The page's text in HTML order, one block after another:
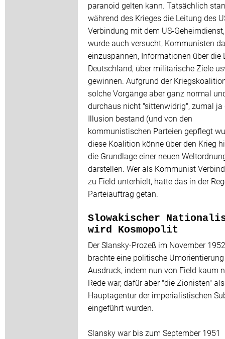
paranoid gelten kann. Tatsächlich
während des Krieges die Leitung des
Verbindung mit dem US-
wurde auch versucht, Kommunisten
einzuspannen, Informationen über die
Deutschland, über militärische Ziele
gewinnen. Aufgrund der
solche Vorgänge aber ganz normal
durchaus nicht "sittenwidrig", zumal ja
Illusion bestand (und von den
kommunistischen Parteien gepflegt
diese Koalition könne über den Krieg
die Grundlage einer neuen
darstellen. Wer als Kommunist
zu Field unterhielt, hatte das in der
Parteiauftrag getan.
Slowakischer
wird Kosmopolit
Der Slansky-Prozeß im November 1952
brachte eine politische
Ausdruck, indem nun von Field kaum
Rede war, dafür aber "die Zionisten" als
Hauptagentur der imperialistischen
eingeführt wurden.
Slansky war bis zum September 1951